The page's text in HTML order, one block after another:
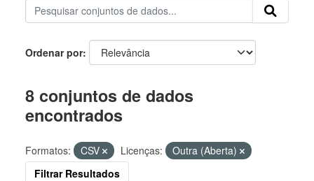
Ordenar por
8 conjuntos de dados
encontrados
Formatos: CSV Licenças:
Outra (Aberta)
Filtrar Resultados